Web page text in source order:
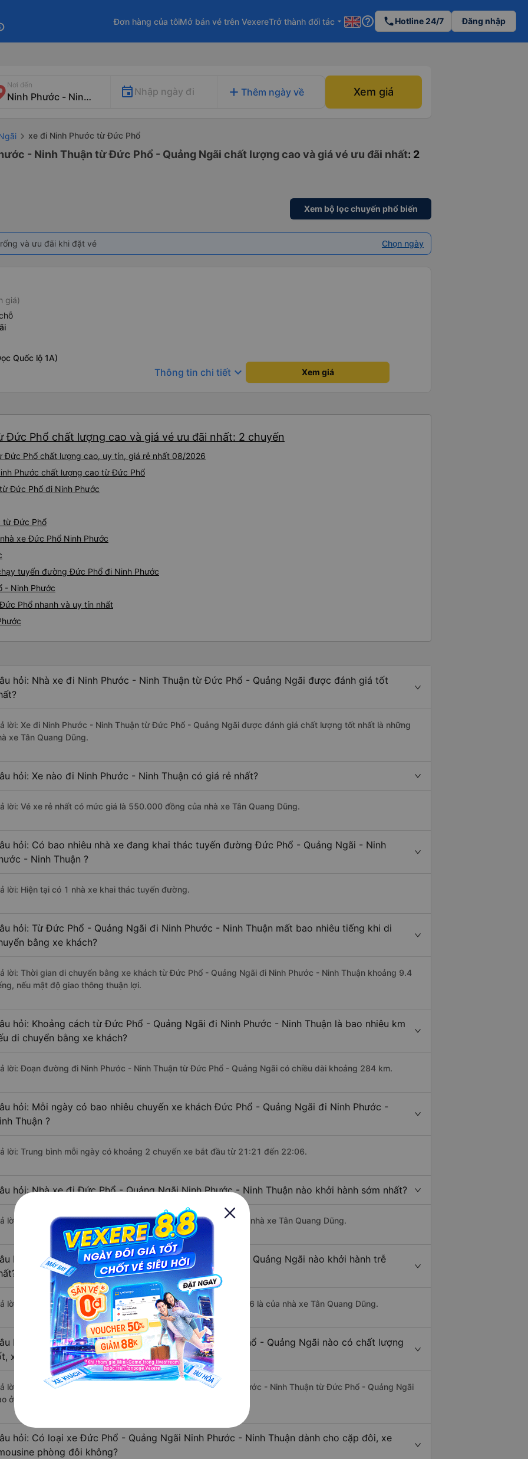
Đơn hàng của tôiMở bán vé trên VexereTrở thành đối tác arrow_drop_down help_outline phoneHotline 24/7 Đăng nhập
Nơi đến
Nhập ngày đi add Thêm ngày về Xem giá
xe đi Ninh Phước từ Đức Phổ
- Ninh Thuận từ Đức Phổ - Quảng Ngãi chất lượng cao và giá vé ưu đãi nhất: 2
Xem bộ lọc chuyến phổ biến
và ưu đãi khi đặt vé Chọn ngày
giá)
Quốc lộ 1A)
Thông tin chi tiết keyboard_arrow_down Xem giá
Phổ chất lượng cao và giá vé ưu đãi nhất: 2 chuyến
Đức Phổ chất lượng cao, uy tín, giá rẻ nhất 08/2026
Phước chất lượng cao từ Đức Phổ
Đức Phổ đi Ninh Phước
từ Đức Phổ
xe Đức Phổ Ninh Phước
tuyến đường Đức Phổ đi Ninh Phước
- Ninh Phước
Phổ nhanh và uy tín nhất
hỏi: Nhà xe đi Ninh Phước - Ninh Thuận từ Đức Phổ - Quảng Ngãi được đánh giá tốt
lời: Xe đi Ninh Phước - Ninh Thuận từ Đức Phổ - Quảng Ngãi được đánh giá chất lượng tốt nhất là những
xe Tân Quang Dũng.
hỏi: Xe nào đi Ninh Phước - Ninh Thuận có giá rẻ nhất?
lời: Vé xe rẻ nhất có mức giá là 550.000 đồng của nhà xe Tân Quang Dũng.
hỏi: Có bao nhiêu nhà xe đang khai thác tuyến đường Đức Phổ - Quảng Ngãi - Ninh
- Ninh Thuận ?
lời: Hiện tại có 1 nhà xe khai thác tuyến đường.
hỏi: Từ Đức Phổ - Quảng Ngãi đi Ninh Phước - Ninh Thuận mất bao nhiêu tiếng khi di
bằng xe khách?
lời: Thời gian di chuyển bằng xe khách từ Đức Phổ - Quảng Ngãi đi Ninh Phước - Ninh Thuận khoảng 9.4
nếu mật độ giao thông thuận lợi.
hỏi: Khoảng cách từ Đức Phổ - Quảng Ngãi đi Ninh Phước - Ninh Thuận là bao nhiêu km
di chuyển bằng xe khách?
lời: Đoạn đường đi Ninh Phước - Ninh Thuận từ Đức Phổ - Quảng Ngãi có chiều dài khoảng 284 km.
hỏi: Mỗi ngày có bao nhiêu chuyến xe khách Đức Phổ - Quảng Ngãi đi Ninh Phước -
Thuận ?
lời: Trung bình mỗi ngày có khoảng 2 chuyến xe bắt đầu từ 21:21 đến 22:06.
hỏi: Nhà xe đi Đức Phổ - Quảng Ngãi Ninh Phước - Ninh Thuận nào khởi hành sớm nhất?
lời: Chuyến xe có giờ xuất phát sớm nhất vào lúc 21:21 là của nhà xe Tân Quang Dũng.
hỏi: Nhà xe đi Ninh Phước - Ninh Thuận từ Đức Phổ - Quảng Ngãi nào khởi hành trễ
lời: Chuyến xe có giờ xuất phát trễ (muộn) nhất là vào lúc 22:06 là của nhà xe Tân Quang Dũng.
hỏi: Review xe đi Ninh Phước - Ninh Thuận từ Đức Phổ - Quảng Ngãi nào có chất lượng
xuất sắc, cao cấp nhất?
lời: Tạm thời chưa đủ review để đánh giá có nhà xe đi Ninh Phước - Ninh Thuận từ Đức Phổ - Quảng Ngãi
ở tuyến đường này có chất lượng xuất sắc.
hỏi: Có loại xe Đức Phổ - Quảng Ngãi Ninh Phước - Ninh Thuận dành cho cặp đôi, xe
phòng đôi không?